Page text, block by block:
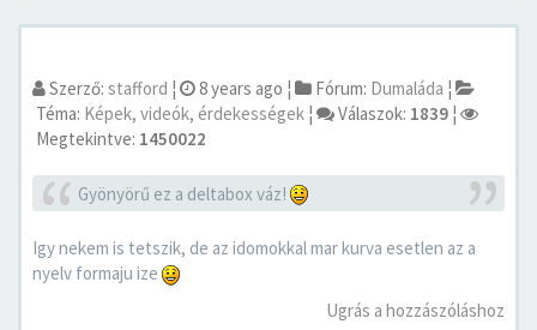
Szerző: stafford ¦ 8 years ago ¦ Fórum: Dumaláda ¦
Téma: Képek, videók, érdekességek ¦ Válaszok: 1839 ¦
Megtekintve: 1450022
Gyönyörű ez a deltabox váz!
Igy nekem is tetszik, de az idomokkal mar kurva esetlen az a
nyelv formaju ize
Ugrás a hozzászóláshoz